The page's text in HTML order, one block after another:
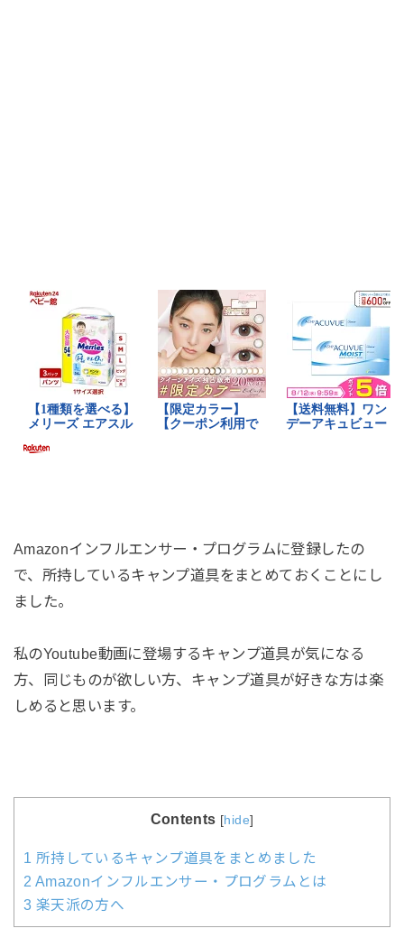
Amazonインフルエンサー・プログラムに登録したの
で、所持しているキャンプ道具をまとめておくことにし
ました。
私のYoutube動画に登場するキャンプ道具が気になる
方、同じものが欲しい方、キャンプ道具が好きな方は楽
しめると思います。
Contents [hide]
1 所持しているキャンプ道具をまとめました
2 Amazonインフルエンサー・プログラムとは
3 楽天派の方へ